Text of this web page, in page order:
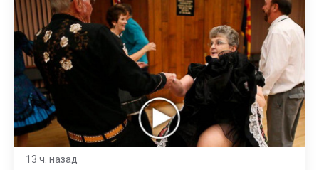
13 ч. назад